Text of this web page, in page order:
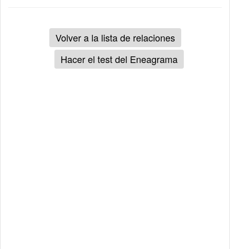
Volver a la lista de relaciones
Hacer el test del Eneagrama